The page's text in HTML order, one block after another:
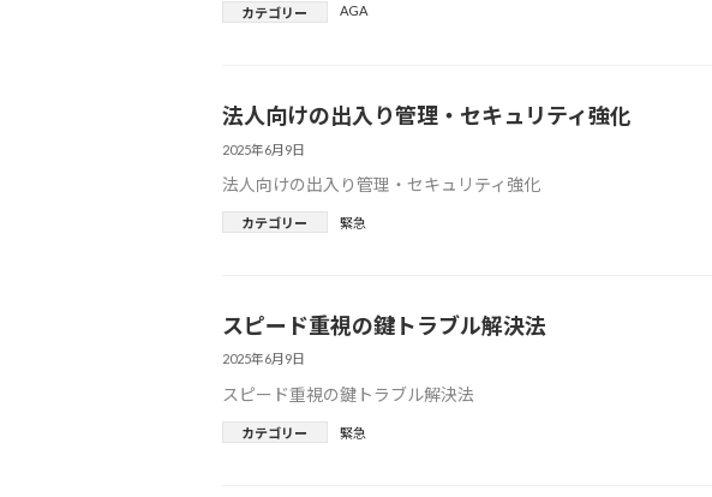
カテゴリー AGA
法人向けの出入り管理・セキュリティ強化
2025年6月9日
法人向けの出入り管理・セキュリティ強化
カテゴリー 緊急
スピード重視の鍵トラブル解決法
2025年6月9日
スピード重視の鍵トラブル解決法
カテゴリー 緊急